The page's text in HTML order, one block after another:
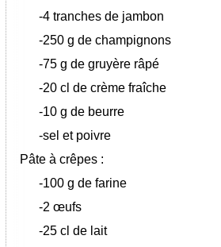
-4 tranches de jambon
-250 g de champignons
-75 g de gruyère râpé
-20 cl de crème fraîche
-10 g de beurre
-sel et poivre
Pâte à crêpes :
-100 g de farine
-2 œufs
-25 cl de lait